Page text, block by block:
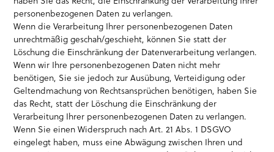
personenbezogenen Daten zu verlangen.
Wenn die Verarbeitung Ihrer personenbezogenen Daten
unrechtmäßig geschah/geschieht, können Sie statt der
Löschung die Einschränkung der Datenverarbeitung verlangen.
Wenn wir Ihre personenbezogenen Daten nicht mehr
benötigen, Sie sie jedoch zur Ausübung, Verteidigung oder
Geltendmachung von Rechtsansprüchen benötigen, haben Sie
das Recht, statt der Löschung die Einschränkung der
Verarbeitung Ihrer personenbezogenen Daten zu verlangen.
Wenn Sie einen Widerspruch nach Art. 21 Abs. 1 DSGVO
eingelegt haben, muss eine Abwägung zwischen Ihren und